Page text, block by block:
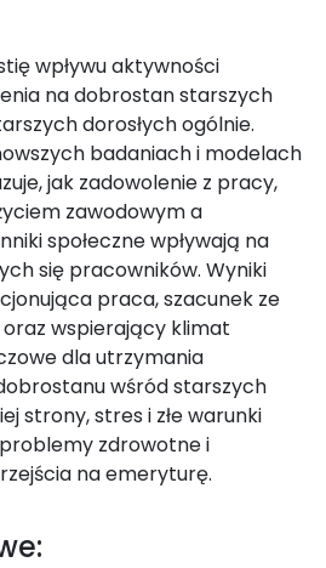
wpływu aktywności
na dobrostan starszych
dorosłych ogólnie.
badaniach i modelach
jak zadowolenie z pracy,
zawodowym a
społeczne wpływają na
się pracowników. Wyniki
praca, szacunek ze
wspierający klimat
dla utrzymania
wśród starszych
strony, stres i złe warunki
zdrowotne i
na emeryturę.